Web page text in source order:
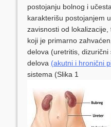
postojanju bolnog i
karakterišu postojanjem
zavisnosti od
koji je primarno
delova (uretritis,
delova (akutni i hronični
sistema (Slika 1